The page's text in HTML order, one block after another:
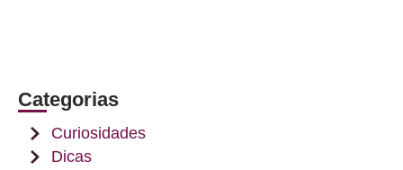
Categorias
Curiosidades
Dicas